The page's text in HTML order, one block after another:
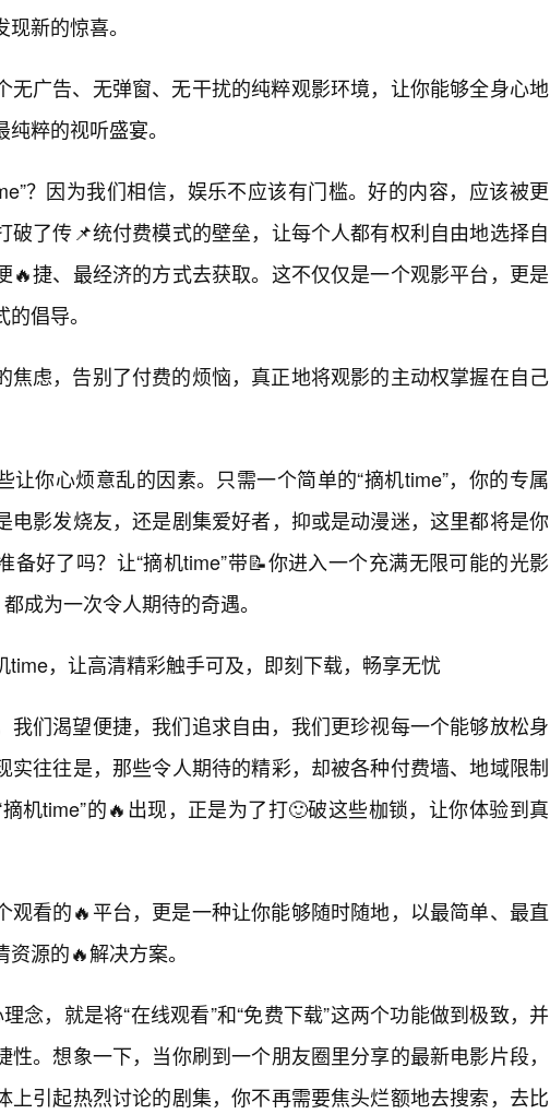
新的惊喜。
无广告、无弹窗、无干扰的纯粹观影环境，让你能够全身心地
粹的视听盛宴。
？因为我们相信，娱乐不应该有门槛。好的内容，应该被更
破了传📌统付费模式的壁垒，让每个人都有权利自由地选择自
🔥捷、最经济的方式去获取。这不仅仅是一个观影平台，更是
倡导。
焦虑，告别了付费的烦恼，真正地将观影的主动权掌握在自己
让你心烦意乱的因素。只需一个简单的“摘机time”，你的专属
电影发烧友，还是剧集爱好者，抑或是动漫迷，这里都将是你
备好了吗？让“摘机time”带📝你进入一个充满无限可能的光影
成为一次令人期待的奇遇。
time，让高清精彩触手可及，即刻下载，畅享无忧
我们渴望便捷，我们追求自由，我们更珍视每一个能够放松身
实往往是，那些令人期待的精彩，却被各种付费墙、地域限制
机time”的🔥出现，正是为了打🙂破这些枷锁，让你体验到真
观看的🔥平台，更是一种让你能够随时随地，以最简单、最直
源的🔥解决方案。
念，就是将“在线观看”和“免费下载”这两个功能做到极致，并
性。想象一下，当你刷到一个朋友圈里分享的最新电影片段，
上引起热烈讨论的剧集，你不再需要焦头烂额地去搜索，去比